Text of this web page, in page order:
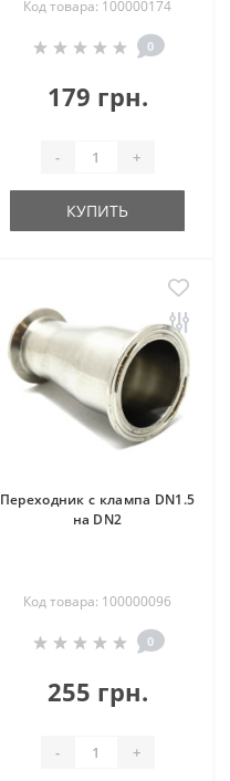
Код товара: 100000174
0
179 грн.
- +
КУПИТЬ
Переходник с клампа DN1.5
на DN2
Код товара: 100000096
0
255 грн.
- +